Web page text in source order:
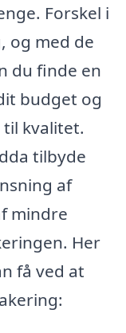
Forskel i
og med de
du finde en
budget og
kvalitet.
tilbyde
af
mindre
Her
få ved at